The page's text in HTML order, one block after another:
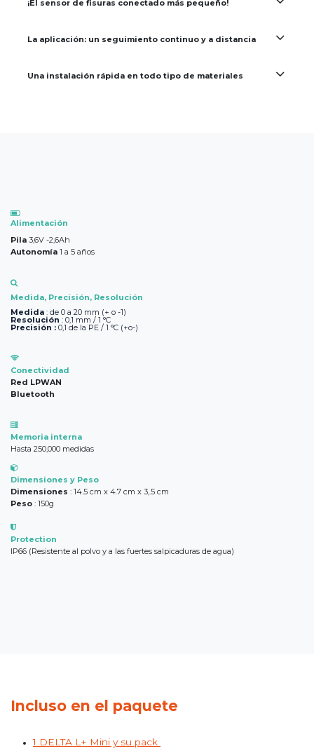
¡El sensor de fisuras conectado más pequeño!
La aplicación: un seguimiento continuo y a distancia
Una instalación rápida en todo tipo de materiales
Alimentación
Pila 3,6V -2,6Ah
Autonomía 1 a 5 años
Medida, Precisión, Resolución
Medida : de 0 a 20 mm (+ o -1)
Resolución : ​0,1 mm / 1 °C
Precisión : ​ 0,1 de la PE / 1 °C (+o-)
Conectividad
Red LPWAN
Bluetooth
Memoria interna
Hasta 250,000 medidas
Dimensiones y Peso
Dimensiones : 14.5 cm x 4.7 cm x 3,.5 cm
Peso : 150g
Protection
IP66 (Resistente al polvo y a las fuertes salpicaduras de agua)
Incluso en el paquete
1 DELTA L+ Mini y su pack